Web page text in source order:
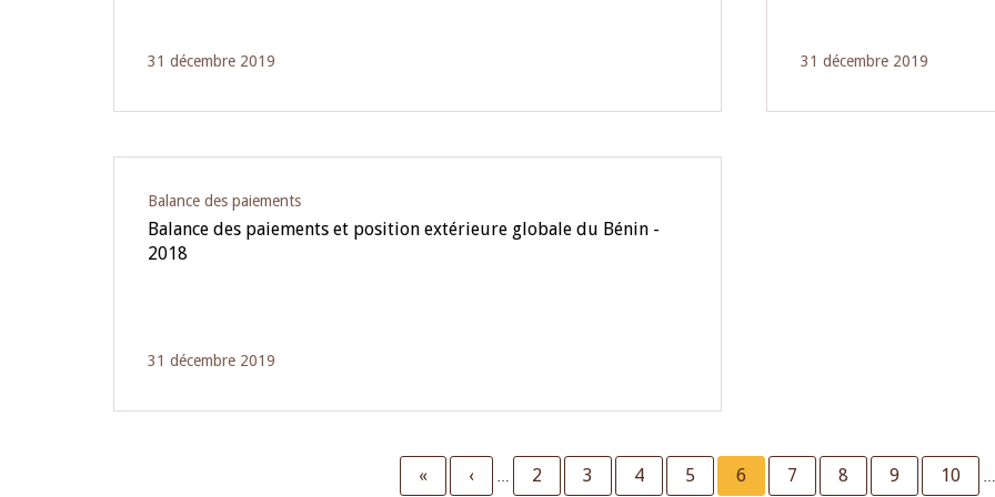
31 décembre 2019 31 décembre 2019
Balance des paiements
Balance des paiements et position extérieure globale du Bénin -
2018
31 décembre 2019
First
«
Previous
‹ … Page
2 Page
3 Page
4 Page
5
Current
6 Page
7 Page
8 Page
9 Page
10 …